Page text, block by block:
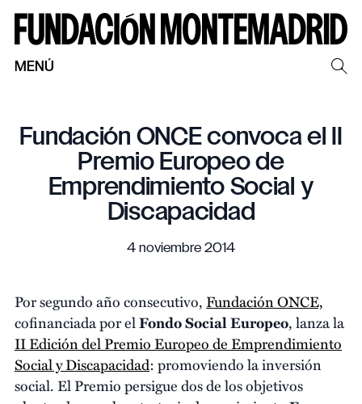
MENÚ
Fundación ONCE convoca el II
Premio Europeo de
Emprendimiento Social y
Discapacidad
4 noviembre 2014
Por segundo año consecutivo, Fundación ONCE,
cofinanciada por elFondo Social Europeo, lanza la
II Edición del Premio Europeo de Emprendimiento
Social y Discapacidad: promoviendo la inversión
social. El Premio persigue dos de los objetivos